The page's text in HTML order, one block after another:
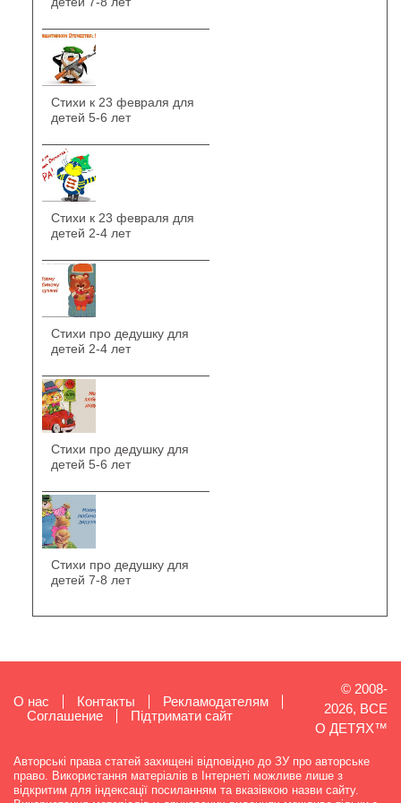
Стихи к 23 февраля для
детей 5-6 лет
Стихи к 23 февраля для
детей 2-4 лет
Стихи про дедушку для
детей 2-4 лет
Стихи про дедушку для
детей 5-6 лет
Стихи про дедушку для
детей 7-8 лет
О нас Контакты
Рекламодателям
Cоглашение
Підтримати сайт
© 2008-
2026, ВСЕ
О ДЕТЯХ™
Авторські права статей захищені відповідно до ЗУ про авторське
право. Використання матеріалів в Інтернеті можливе лише з
відкритим для індексації посиланням та вказівкою назви сайту.